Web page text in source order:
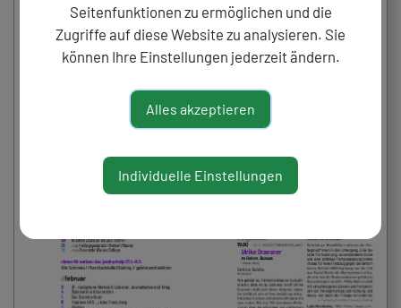
Seitenfunktionen zu ermöglichen und die
Zugriffe auf diese Website zu analysieren. Sie
können Ihre Einstellungen jederzeit ändern.
Alles akzeptieren
Individuelle Einstellungen